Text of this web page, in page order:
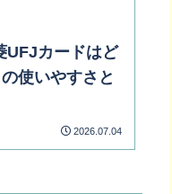
UFJカードはど
使いやすさと
2026.07.04